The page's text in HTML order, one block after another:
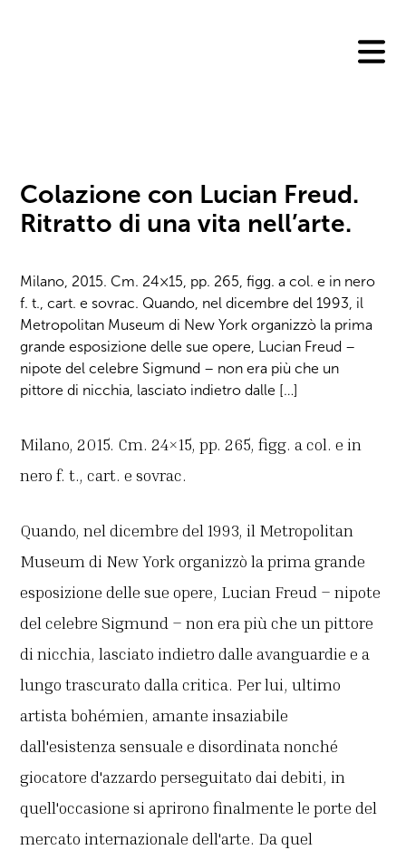
Colazione con Lucian Freud.
Ritratto di una vita nell’arte.
Milano, 2015. Cm. 24×15, pp. 265, figg. a col. e in nero
f. t., cart. e sovrac. Quando, nel dicembre del 1993, il
Metropolitan Museum di New York organizzò la prima
grande esposizione delle sue opere, Lucian Freud –
nipote del celebre Sigmund – non era più che un
pittore di nicchia, lasciato indietro dalle […]
Milano, 2015. Cm. 24×15, pp. 265, figg. a col. e in
nero f. t., cart. e sovrac.
Quando, nel dicembre del 1993, il Metropolitan
Museum di New York organizzò la prima grande
esposizione delle sue opere, Lucian Freud – nipote
del celebre Sigmund – non era più che un pittore
di nicchia, lasciato indietro dalle avanguardie e a
lungo trascurato dalla critica. Per lui, ultimo
artista bohémien, amante insaziabile
dall'esistenza sensuale e disordinata nonché
giocatore d'azzardo perseguitato dai debiti, in
quell'occasione si aprirono finalmente le porte del
mercato internazionale dell'arte. Da quel